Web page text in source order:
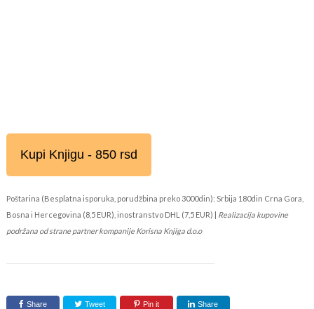
Kupi Knjigu - 850 rsd
Poštarina (Besplatna isporuka, porudžbina preko 3000din): Srbija 180din Crna Gora,
Bosna i Hercegovina (8,5 EUR), inostranstvo DHL (7,5 EUR) | Realizacija kupovine
podržana od strane partner kompanije Korisna Knjiga d.o.o
Share Tweet Pin it Share